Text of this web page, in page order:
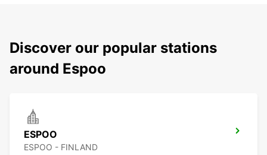
Discover our popular stations
around Espoo
ESPOO
ESPOO - FINLAND